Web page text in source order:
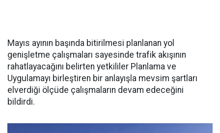
Mayıs ayının başında bitirilmesi planlanan yol
genişletme çalışmaları sayesinde trafik akışının
rahatlayacağını belirten yetkililer Planlama ve
Uygulamayı birleştiren bir anlayışla mevsim şartları
elverdiği ölçüde çalışmaların devam edeceğini
bildirdi.